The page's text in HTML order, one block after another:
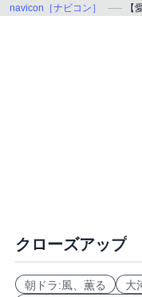
navicon［ナビコン］ 【
クローズアップ
朝ドラ:風、薫る 大